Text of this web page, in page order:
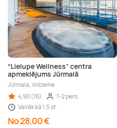
“Lielupe Wellness” centra
apmeklējums Jūrmalā
Jūrmala, Vidzeme
4,90 (16)
1-2 pers.
Vairāk kā 1,5 st.
No 28,00 €